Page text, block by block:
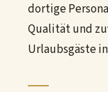
dortige
Qualität und
Urlaubsgäste